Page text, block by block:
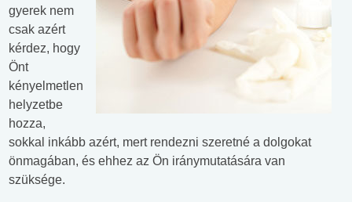
gyerek nem
csak azért
kérdez, hogy
Önt
kényelmetlen
helyzetbe
hozza,
sokkal inkább azért, mert rendezni szeretné a dolgokat
önmagában, és ehhez az Ön iránymutatására van
szüksége.